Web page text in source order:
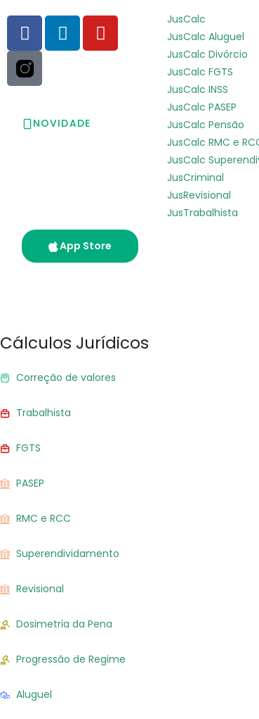
NOVIDADE
App Store
JusCalc
JusCalc Aluguel
JusCalc Divórcio
JusCalc FGTS
JusCalc INSS
JusCalc PASEP
JusCalc Pensão
JusCalc RMC e
JusCalc
JusCriminal
JusRevisional
JusTrabalhista
Cálculos Jurídicos
Correção de valores
Trabalhista
FGTS
PASEP
RMC e RCC
Superendividamento
Revisional
Dosimetria da Pena
Progressão de Regime
Aluguel